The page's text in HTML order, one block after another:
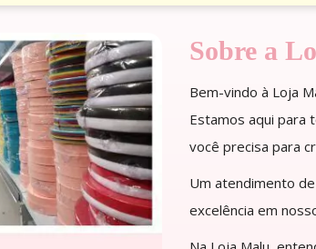
Sobre a
Bem-vindo à Loja
Estamos aqui para
você precisa para
Um atendimento
excelência em